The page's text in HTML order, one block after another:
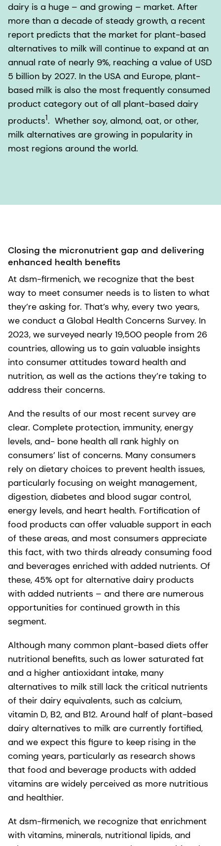
dairy is a huge – and growing – market. After
more than a decade of steady growth, a recent
report predicts that the market for plant-based
alternatives to milk will continue to expand at an
annual rate of nearly 9%, reaching a value of USD
5 billion by 2027. In the USA and Europe, plant-
based milk is also the most frequently consumed
product category out of all plant-based dairy
products1. Whether soy, almond, oat, or other,
milk alternatives are growing in popularity in
most regions around the world.
Closing the micronutrient gap and delivering
enhanced health benefits
At dsm-firmenich, we recognize that the best
way to meet consumer needs is to listen to what
they’re asking for. That’s why, every two years,
we conduct a Global Health Concerns Survey. In
2023, we surveyed nearly 19,500 people from 26
countries, allowing us to gain valuable insights
into consumer attitudes toward health and
nutrition, as well as the actions they’re taking to
address their concerns.
And the results of our most recent survey are
clear. Complete protection, immunity, energy
levels, and- bone health all rank highly on
consumers’ list of concerns. Many consumers
rely on dietary choices to prevent health issues,
particularly focusing on weight management,
digestion, diabetes and blood sugar control,
energy levels, and heart health. Fortification of
food products can offer valuable support in each
of these areas, and most consumers appreciate
this fact, with two thirds already consuming food
and beverages enriched with added nutrients. Of
these, 45% opt for alternative dairy products
with added nutrients – and there are numerous
opportunities for continued growth in this
segment.
Although many common plant-based diets offer
nutritional benefits, such as lower saturated fat
and a higher antioxidant intake, many
alternatives to milk still lack the critical nutrients
of their dairy equivalents, such as calcium,
vitamin D, B2, and B12. Around half of plant-based
dairy alternatives to milk are currently fortified,
and we expect this figure to keep rising in the
coming years, particularly as research shows
that food and beverage products with added
vitamins are widely perceived as more nutritious
and healthier.
At dsm-firmenich, we recognize that enrichment
with vitamins, minerals, nutritional lipids, and